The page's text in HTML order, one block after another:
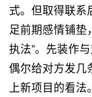
式。但取得联系
足前期感情铺垫
执法”。先装作
偶尔给对方发几
上新项目的看